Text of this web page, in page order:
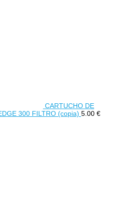
CARTUCHO DE
300 FILTRO (copia) 5.00 €